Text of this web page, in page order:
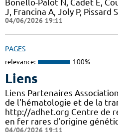
Bonello-Palot N, Cadet E,
J, Francina A, Joly P, Pissard
04/06/2026 19:11
PAGES
relevance: 100%
Liens
Liens Partenaires
de l'hématologie et de la
http://adhet.org Centre de
en fer rares d'origine
04/06/2026 19:11